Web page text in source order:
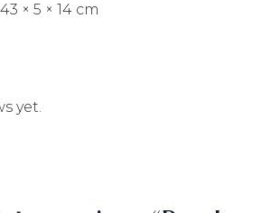
43 × 5 × 14 cm
yet.